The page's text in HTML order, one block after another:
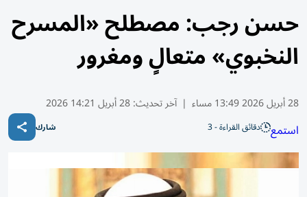
حسن رجب: مصطلح «المسرح
النخبوي» متعالٍ ومغرور
28 أبريل 2026 13:49 مساء | آخر تحديث:28 أبريل 14:21 2026
استمع دقائق القراءة - 3 شارك